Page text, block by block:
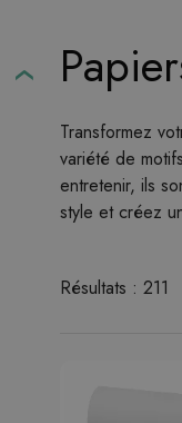
Transformez
variété de
entretenir, ils
style et créez
Résultats : 211